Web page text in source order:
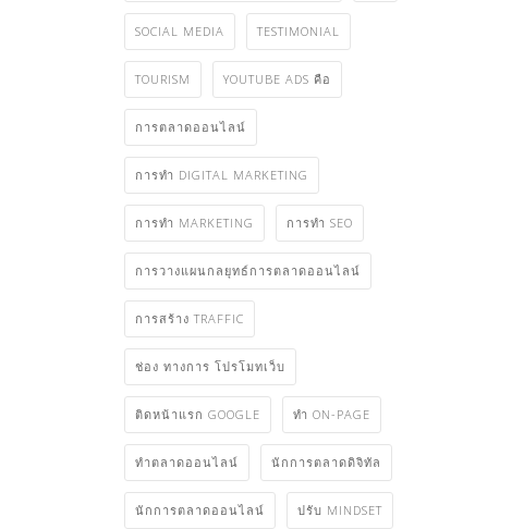
SOCIAL MEDIA TESTIMONIAL
TOURISM YOUTUBE ADS คือ
การตลาดออนไลน์
การทำ DIGITAL MARKETING
การทำ MARKETING การทำ SEO
การวางแผนกลยุทธ์การตลาดออนไลน์
การสร้าง TRAFFIC
ช่อง ทางการ โปรโมทเว็บ
ติดหน้าแรก GOOGLE ทำ ON-PAGE
ทําตลาดออนไลน์ นักการตลาดดิจิทัล
นักการตลาดออนไลน์ ปรับ MINDSET